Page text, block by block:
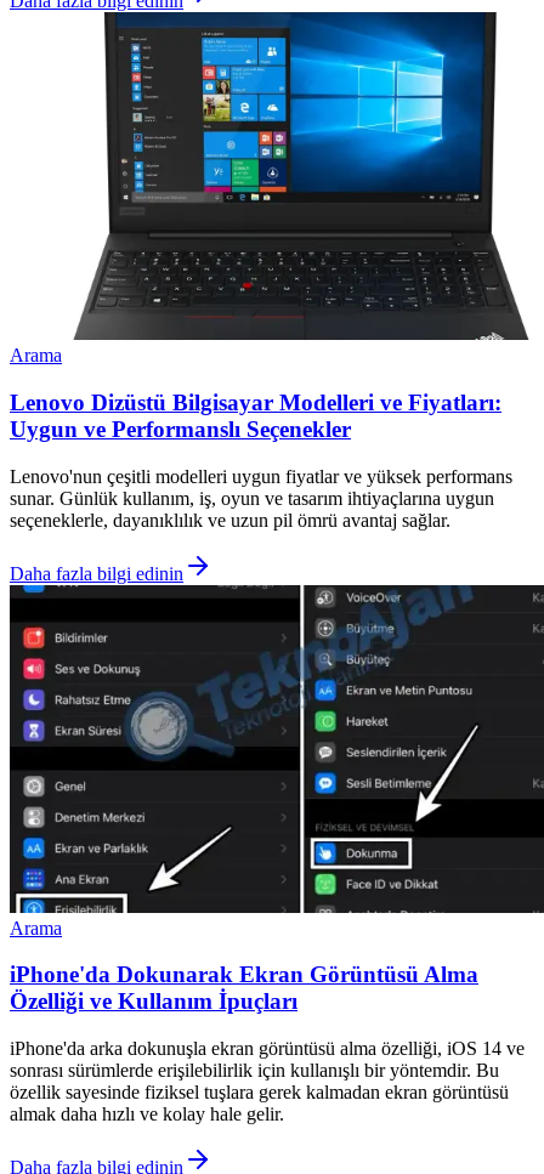
Arama
Lenovo Dizüstü Bilgisayar Modelleri ve Fiyatları:
Uygun ve Performanslı Seçenekler
Lenovo'nun çeşitli modelleri uygun fiyatlar ve yüksek performans
sunar. Günlük kullanım, iş, oyun ve tasarım ihtiyaçlarına uygun
seçeneklerle, dayanıklılık ve uzun pil ömrü avantaj sağlar.
Daha fazla bilgi edinin
Arama
iPhone'da Dokunarak Ekran Görüntüsü Alma
Özelliği ve Kullanım İpuçları
iPhone'da arka dokunuşla ekran görüntüsü alma özelliği, iOS 14 ve
sonrası sürümlerde erişilebilirlik için kullanışlı bir yöntemdir. Bu
özellik sayesinde fiziksel tuşlara gerek kalmadan ekran görüntüsü
almak daha hızlı ve kolay hale gelir.
Daha fazla bilgi edinin